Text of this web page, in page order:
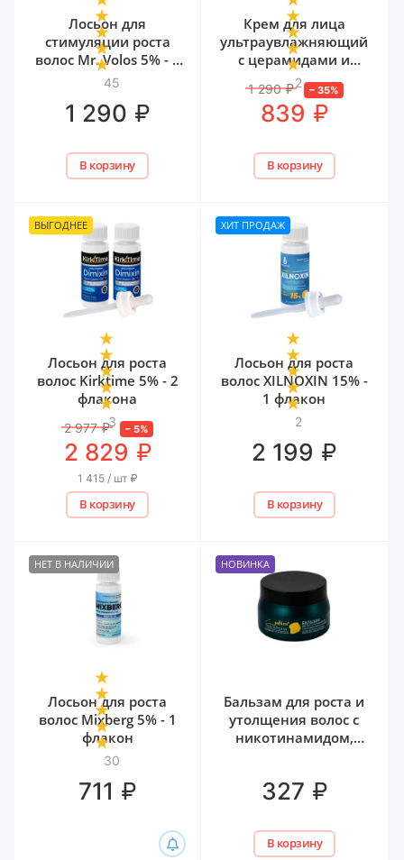
45
Лосьон для
стимуляции роста
волос Mr. Volos 5% - 1
флакон
1 290 ₽
В корзину
2
Крем для лица
ультраувлажняющий
с церамидами и
мочевиной Mr. Volos,
50 мл
1 290 ₽ – 35%
839 ₽
В корзину
ВЫГОДНЕЕ
3
Лосьон для роста
волос Kirktime 5% - 2
флакона
2 977 ₽ –5%
2 829 ₽
1 415 / шт ₽
В корзину
ХИТ ПРОДАЖ
2
Лосьон для роста
волос XILNOXIN 15% -
1 флакон
2 199 ₽
В корзину
НЕТ В НАЛИЧИИ
30
Лосьон для роста
волос Mixberg 5% - 1
флакон
711 ₽
НОВИНКА
Бальзам для роста и
утолщения волос с
никотинамидом,
300 мл
327 ₽
В корзину